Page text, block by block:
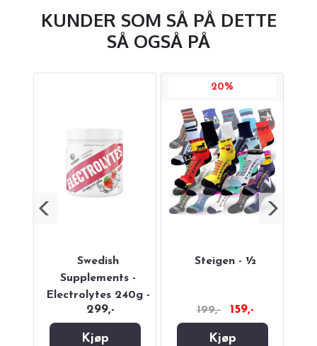
KUNDER SOM SÅ PÅ DETTE
SÅ OGSÅ PÅ
Swedish
Supplements -
Electrolytes 240g -
Strawberry Colada
299,-
Kjøp
20%
Steigen - ½
199,- 159,-
Kjøp